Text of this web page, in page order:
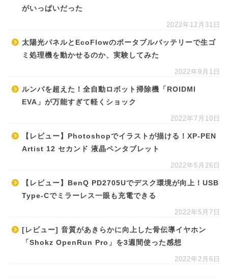
がいっぱいだった
2022年12月31日
太陽光パネルとEcoFlowのポータブルバッテリーで生ゴ
ミ処理機を動かせるのか、実験してみた
2022年9月1日
ルンバを超えた！全自動ロボット掃除機「ROIDMI
EVA」が万能すぎて軽くショック
2022年7月10日
【レビュー】Photoshopでイラストが描ける！XP-PEN
Artist 12 セカンド 液晶ペンタブレット
2022年5月26日
【レビュー】BenQ PD2705Uでデスク環境が向上！USB
Type-Cでミラーレス一眼も充電できる
2022年5月7日
[レビュー] 音質があきらかに向上した骨伝導イヤホン
「Shokz OpenRun Pro」を3週間使った感想
2022年2月6日